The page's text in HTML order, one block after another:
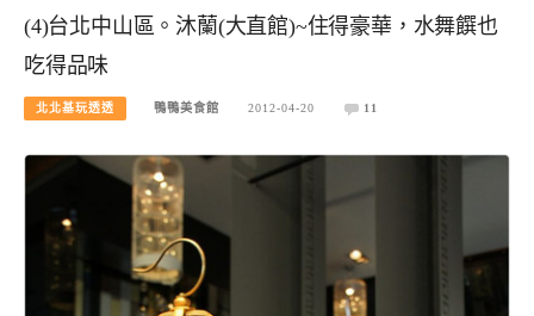
(4)台北中山區。沐蘭(大直館)~住得豪華，水舞饌也
吃得品味
北北基玩透透 鴨鴨美食館 2012-04-20 11